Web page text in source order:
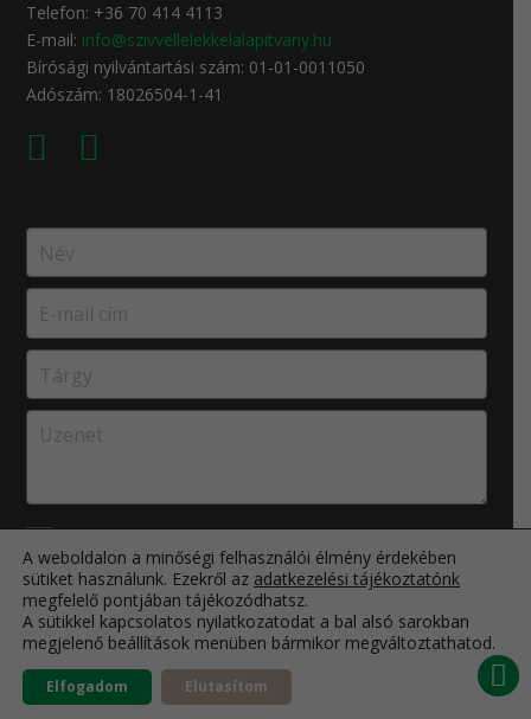
Telefon: +36 70 414 4113
E-mail: info@szivvellelekkelalapitvany.hu
Bírósági nyilvántartási szám: 01-01-0011050
Adószám: 18026504-1-41
tájékoztatóbanleírtakat.
A weboldalon a minőségi felhasználói élmény érdekében
sütiket használunk. Ezekről az adatkezelési tájékoztatónk
megfelelő pontjában tájékozódhatsz.
A sütikkel kapcsolatos nyilatkozatodat a bal alsó sarokban
megjelenő beállítások menüben bármikor megváltoztathatod.
Elfogadom Elutasítom